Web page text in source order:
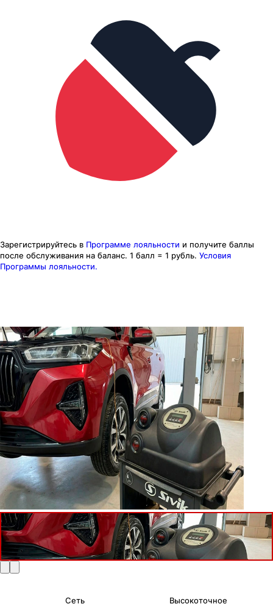
Зарегистрируйтесь в Программе лояльности и получите баллы
после обслуживания на баланс. 1 балл = 1 рубль. Условия
Программы лояльности.
Сеть Высокоточное